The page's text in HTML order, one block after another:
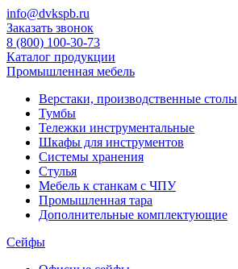
info@dvkspb.ru
Заказать звонок
8 (800) 100-30-73
Каталог продукции
Промышленная мебель
Верстаки, производственные столы
Тумбы
Тележки инструментальные
Шкафы для инструментов
Системы хранения
Стулья
Мебель к станкам с ЧПУ
Промышленная тара
Дополнительные комплектующие
Сейфы